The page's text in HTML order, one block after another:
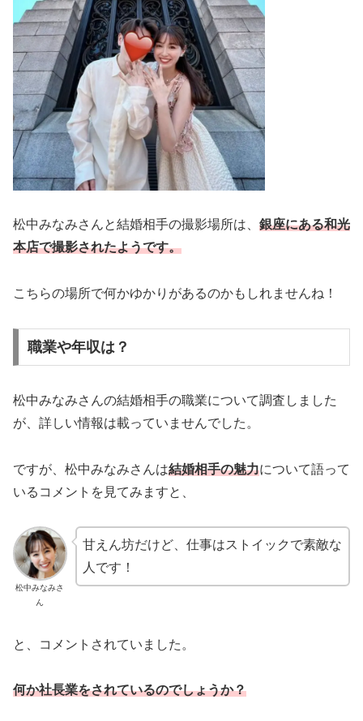
松中みなみさんと結婚相手の撮影場所は、 銀座にある和光
本店で撮影されたようです。
こちらの場所で何かゆかりがあるのかもしれませんね！
職業や年収は？
松中みなみさんの結婚相手の職業について調査しました
が、詳しい情報は載っていませんでした。
ですが、松中みなみさんは結婚相手の魅力について語って
いるコメントを見てみますと、
松中みなみさ
ん
甘えん坊だけど、仕事はストイックで素敵な
人です！
と、コメントされていました。
何か社長業をされているのでしょうか？